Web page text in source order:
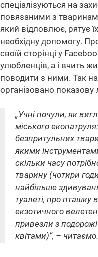
спеціалізуються на
повязаними з
який відловлює, рятує
необхідну допомогу.
своїй сторінці у
улюбленців, а і вчить
поводити з ними. Так
організовано показову
„Учні почули, як
міського
безпритульних
якими
скільки часу
тварину (чотири
найбільше
туалеті, про пташку
екзотичного
привезли з
квітами)”, – читаємо.